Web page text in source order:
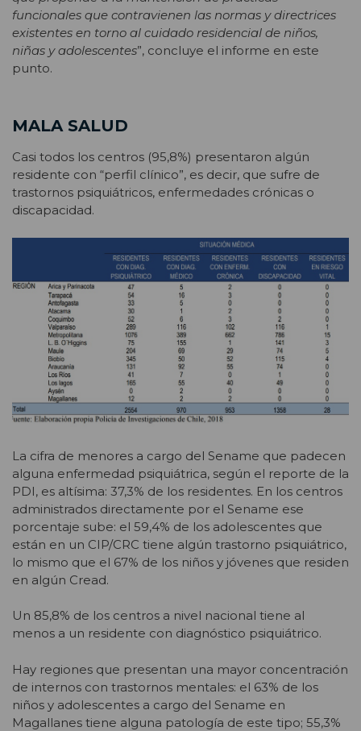
funcionales que contravienen las normas y directrices
existentes en torno al cuidado residencial de niños,
niñas y adolescentes”, concluye el informe en este
punto.
MALA SALUD
Casi todos los centros (95,8%) presentaron algún
residente con “perfil clínico”, es decir, que sufre de
trastornos psiquiátricos, enfermedades crónicas o
discapacidad.
La cifra de menores a cargo del Sename que padecen
alguna enfermedad psiquiátrica, según el reporte de la
PDI, es altísima: 37,3% de los residentes. En los centros
administrados directamente por el Sename ese
porcentaje sube: el 59,4% de los adolescentes que
están en un CIP/CRC tiene algún trastorno psiquiátrico,
lo mismo que el 67% de los niños y jóvenes que residen
en algún Cread.
Un 85,8% de los centros a nivel nacional tiene al
menos a un residente con diagnóstico psiquiátrico.
Hay regiones que presentan una mayor concentración
de internos con trastornos mentales: el 63% de los
niños y adolescentes a cargo del Sename en
Magallanes tiene alguna patología de este tipo; 55,3%